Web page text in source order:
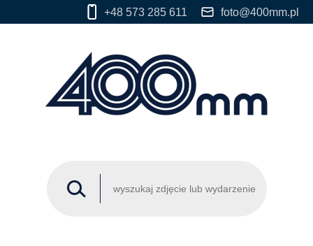
+48 573 285 611 foto@400mm.pl